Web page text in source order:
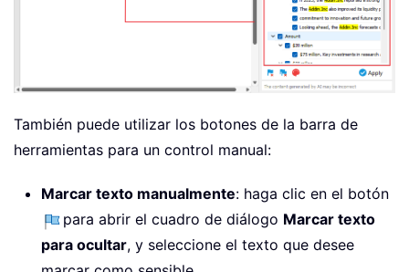
También puede utilizar los botones de la barra de
herramientas para un control manual:
Marcar texto manualmente: haga clic en el botón
para abrir el cuadro de diálogo Marcar texto
para ocultar, y seleccione el texto que desee